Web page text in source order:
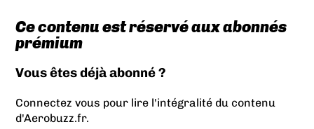
Ce contenu est réservé aux abonnés
prémium
Vous êtes déjà abonné ?
Connectez vous pour lire l'intégralité du contenu
d'Aerobuzz.fr.